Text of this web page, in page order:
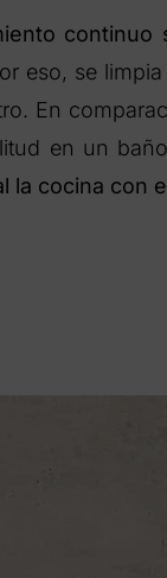
continuo
eso, se
En
en un
la cocina con